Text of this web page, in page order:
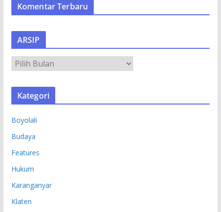
Komentar Terbaru
ARSIP
R
S
Kategori
Boyolali
Budaya
Features
Hukum
Karanganyar
Klaten